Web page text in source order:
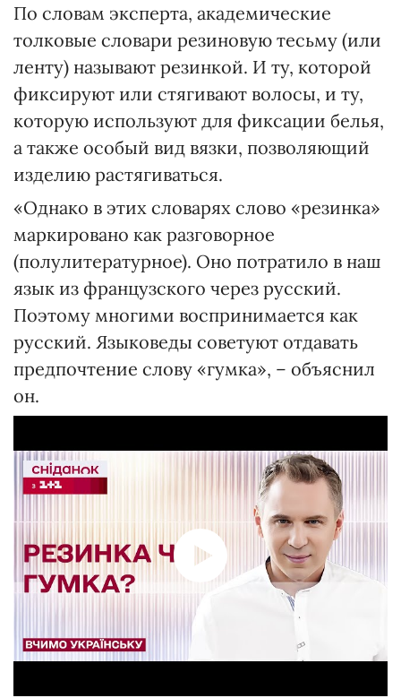
По словам эксперта, академические
толковые словари резиновую тесьму (или
ленту) называют резинкой. И ту, которой
фиксируют или стягивают волосы, и ту,
которую используют для фиксации белья,
а также особый вид вязки, позволяющий
изделию растягиваться.
«Однако в этих словарях слово «резинка»
маркировано как разговорное
(полулитературное). Оно потратило в наш
язык из французского через русский.
Поэтому многими воспринимается как
русский. Языковеды советуют отдавать
предпочтение слову «гумка», – объяснил
он.